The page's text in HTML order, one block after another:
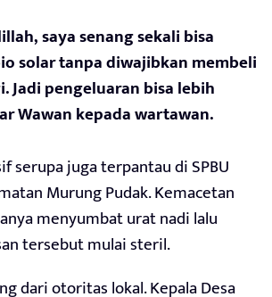
saya senang sekali bisa
solar tanpa diwajibkan membeli
Jadi pengeluaran bisa lebih
Wawan kepada wartawan.
serupa juga terpantau di SPBU
Murung Pudak. Kemacetan
menyumbat urat nadi lalu
tersebut mulai steril.
dari otoritas lokal. Kepala Desa